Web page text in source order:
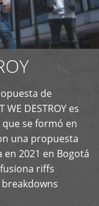
de
DESTROY es
se formó en
una propuesta
2021 en Bogotá
riffs